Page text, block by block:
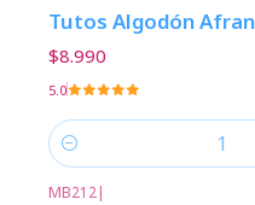
Tutos Algodón
$8.990
5.0
Cantidad
MB212|